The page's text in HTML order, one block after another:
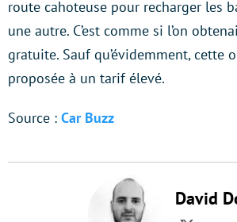
route cahoteuse pour recharger les
une autre. C’est comme si l’on
gratuite. Sauf qu’évidemment, cette
proposée à un tarif élevé.
Source : Car Buzz
David